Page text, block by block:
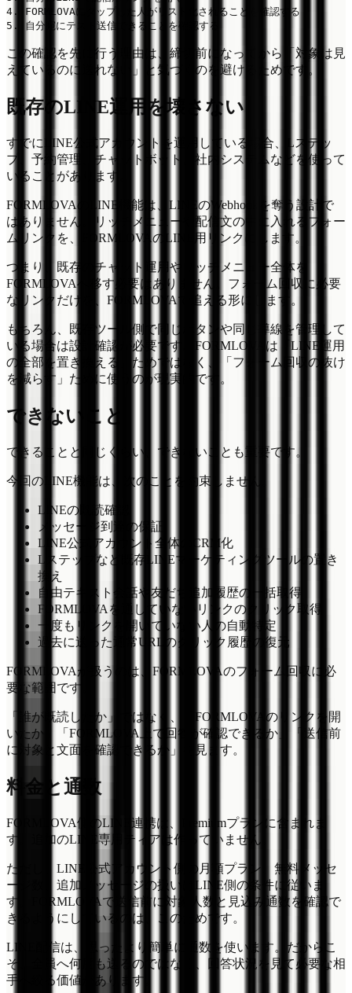
4. FORMLOVAにタップした人がリスト化されることを確認する
この確認を先に行う理由は、締切前になってから「対象は見
えているのに送れない」と気づくのを避けるためです。
既存のLINE運用を壊さない
すでにLINE公式アカウントを運用している場合、Lステッ
プ、予約管理、チャットボット、社内システムなどを使って
いることがあります。
FORMLOVAのLINE機能は、LINEのWebhookを奪う設計で
はありません。リッチメニューや配信文の中に入れるフォー
ムリンクを、FORMLOVAのLINE用リンクにします。
つまり、既存のチャット運用やリッチメニュー全体を
FORMLOVAへ移す必要はありません。フォーム回収に必要
なリンクだけを、FORMLOVAで追える形にします。
もちろん、既存ツール側で同じボタンや同じ導線を管理して
いる場合は設計確認が必要です。FORMLOVAは「LINE運用
の全部を置き換える」ためではなく、「フォーム回収の抜け
を減らす」ために使うのが現実的です。
できないこと
できることと同じくらい、できないことも重要です。
今回のLINE機能は、次のことを約束しません。
LINEの既読確認
メッセージ到達の保証
LINE公式アカウント全体のCRM化
Lステップなど既存LINEマーケティングツールの置き
換え
自由テキスト会話や友だち追加履歴の一括取得
FORMLOVAを通していないリンクのクリック取得
一度もリンクを開いていない人の自動特定
過去に送った通常URLのクリック履歴の復元
FORMLOVAが扱うのは、FORMLOVAのフォーム回収に必
要な範囲です。
「誰が既読したか」ではなく、「FORMLOVAのリンクを開
いたか」「FORMLOVA上で回答が確認できるか」「送信前
に対象と文面を確認できるか」を見ます。
料金と通数
FORMLOVA側のLINE連携は、Premiumプランに含まれま
す。追加のLINE専用ティアは作っていません。
ただし、LINE公式アカウント側の月額プラン、無料メッセ
ージ数、追加メッセージの扱いはLINE側の条件に従いま
す。FORMLOVAで送信前に対象人数と見込み通数を確認で
きるようにしているのは、このためです。
LINE配信は、思ったより簡単に通数を使います。だからこ
そ、全員へ何度も送るのではなく、回答状況を見て必要な相
手へ絞る価値があります。